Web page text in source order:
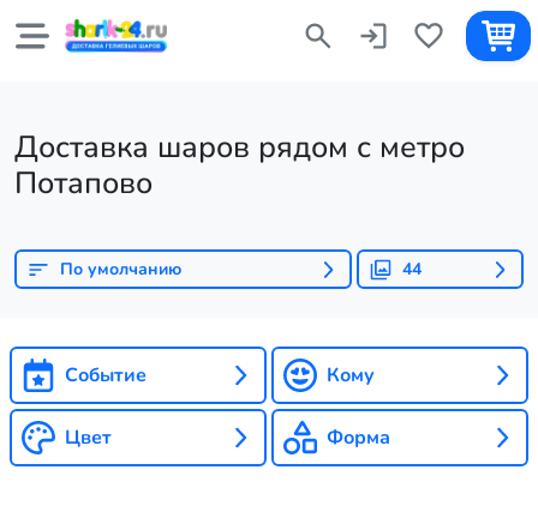
Доставка шаров рядом с метро
Потапово
По умолчанию 44
Событие Кому
Цвет Форма